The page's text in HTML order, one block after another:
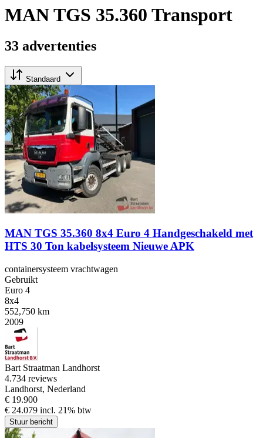
MAN TGS 35.360 Transport
33 advertenties
Standaard
MAN TGS 35.360 8x4 Euro 4 Handgeschakeld met
HTS 30 Ton kabelsysteem Nieuwe APK
containersysteem vrachtwagen
Gebruikt
Euro 4
8x4
552,750 km
2009
Bart Straatman Landhorst
4.734 reviews
Landhorst, Nederland
€ 19.900
€ 24.079 incl. 21% btw
Stuur bericht